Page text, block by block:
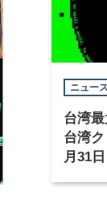
ニュース
台湾
台湾
月31